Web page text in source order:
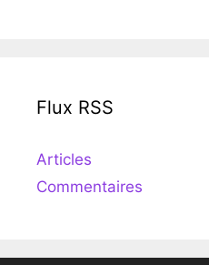
Flux RSS
Articles
Commentaires